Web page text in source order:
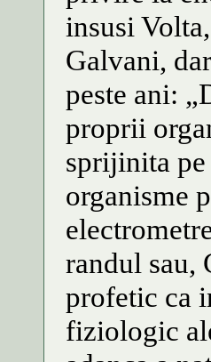
insusi
Galvani,
peste ani:
proprii
sprijinita
organisme
randul sau,
profetic ca
fiziologic